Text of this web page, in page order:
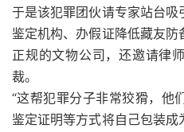
于是该犯罪团伙请专家站台
鉴定机构、办假证降低藏友
正规的文物公司，还邀请律
裁。
“这帮犯罪分子非常狡猾，他
鉴定证明等方式将自己包装